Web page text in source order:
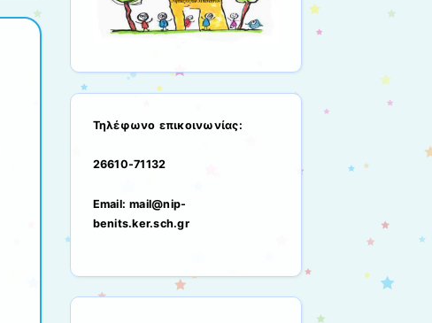
Τηλέφωνο επικοινωνίας:
26610-71132
Email: mail@nip-
benits.ker.sch.gr